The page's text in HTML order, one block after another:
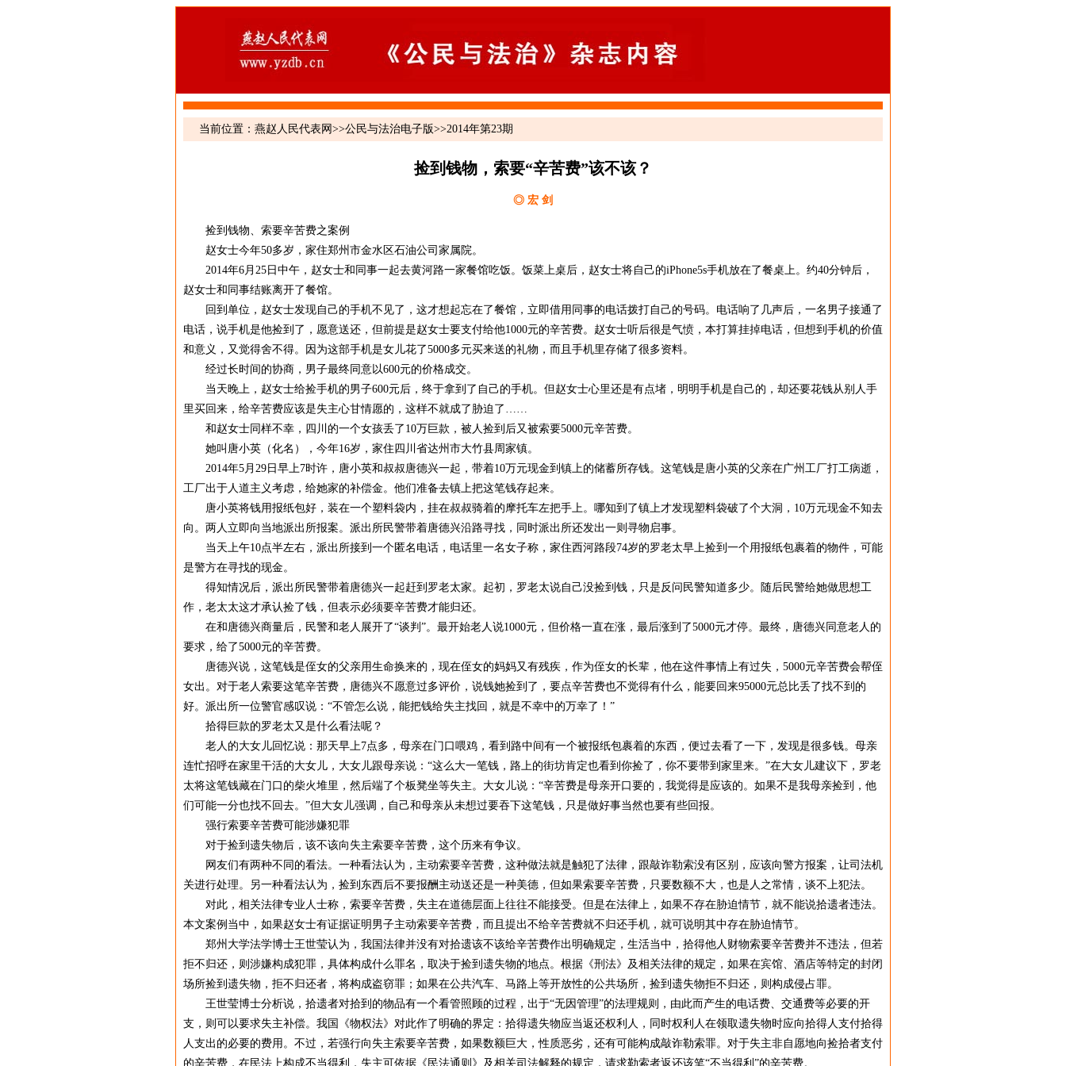
当前位置： 燕赵人民代表网 >>公民与法治电子版>>2014年第23期
捡到钱物，索要“辛苦费”该不该？
◎ 宏 剑
捡到钱物、索要辛苦费之案例
赵女士今年50多岁，家住郑州市金水区石油公司家属院。
2014年6月25日中午，赵女士和同事一起去黄河路一家餐馆吃饭。饭菜上桌后，赵女士将自己的iPhone5s手机放在了餐桌上。约40分钟后，
赵女士和同事结账离开了餐馆。
回到单位，赵女士发现自己的手机不见了，这才想起忘在了餐馆，立即借用同事的电话拨打自己的号码。电话响了几声后，一名男子接通了
电话，说手机是他捡到了，愿意送还，但前提是赵女士要支付给他1000元的辛苦费。赵女士听后很是气愤，本打算挂掉电话，但想到手机的价值
和意义，又觉得舍不得。因为这部手机是女儿花了5000多元买来送的礼物，而且手机里存储了很多资料。
经过长时间的协商，男子最终同意以600元的价格成交。
当天晚上，赵女士给捡手机的男子600元后，终于拿到了自己的手机。但赵女士心里还是有点堵，明明手机是自己的，却还要花钱从别人手
里买回来，给辛苦费应该是失主心甘情愿的，这样不就成了胁迫了……
和赵女士同样不幸，四川的一个女孩丢了10万巨款，被人捡到后又被索要5000元辛苦费。
她叫唐小英（化名），今年16岁，家住四川省达州市大竹县周家镇。
2014年5月29日早上7时许，唐小英和叔叔唐德兴一起，带着10万元现金到镇上的储蓄所存钱。这笔钱是唐小英的父亲在广州工厂打工病逝，
工厂出于人道主义考虑，给她家的补偿金。他们准备去镇上把这笔钱存起来。
唐小英将钱用报纸包好，装在一个塑料袋内，挂在叔叔骑着的摩托车左把手上。哪知到了镇上才发现塑料袋破了个大洞，10万元现金不知去
向。两人立即向当地派出所报案。派出所民警带着唐德兴沿路寻找，同时派出所还发出一则寻物启事。
当天上午10点半左右，派出所接到一个匿名电话，电话里一名女子称，家住西河路段74岁的罗老太早上捡到一个用报纸包裹着的物件，可能
是警方在寻找的现金。
得知情况后，派出所民警带着唐德兴一起赶到罗老太家。起初，罗老太说自己没捡到钱，只是反问民警知道多少。随后民警给她做思想工
作，老太太这才承认捡了钱，但表示必须要辛苦费才能归还。
在和唐德兴商量后，民警和老人展开了“谈判”。最开始老人说1000元，但价格一直在涨，最后涨到了5000元才停。最终，唐德兴同意老人的
要求，给了5000元的辛苦费。
唐德兴说，这笔钱是侄女的父亲用生命换来的，现在侄女的妈妈又有残疾，作为侄女的长辈，他在这件事情上有过失，5000元辛苦费会帮侄
女出。对于老人索要这笔辛苦费，唐德兴不愿意过多评价，说钱她捡到了，要点辛苦费也不觉得有什么，能要回来95000元总比丢了找不到的
好。派出所一位警官感叹说：“不管怎么说，能把钱给失主找回，就是不幸中的万幸了！”
拾得巨款的罗老太又是什么看法呢？
老人的大女儿回忆说：那天早上7点多，母亲在门口喂鸡，看到路中间有一个被报纸包裹着的东西，便过去看了一下，发现是很多钱。母亲
连忙招呼在家里干活的大女儿，大女儿跟母亲说：“这么大一笔钱，路上的街坊肯定也看到你捡了，你不要带到家里来。”在大女儿建议下，罗老
太将这笔钱藏在门口的柴火堆里，然后端了个板凳坐等失主。大女儿说：“辛苦费是母亲开口要的，我觉得是应该的。如果不是我母亲捡到，他
们可能一分也找不回去。”但大女儿强调，自己和母亲从未想过要吞下这笔钱，只是做好事当然也要有些回报。
强行索要辛苦费可能涉嫌犯罪
对于捡到遗失物后，该不该向失主索要辛苦费，这个历来有争议。
网友们有两种不同的看法。一种看法认为，主动索要辛苦费，这种做法就是触犯了法律，跟敲诈勒索没有区别，应该向警方报案，让司法机
关进行处理。另一种看法认为，捡到东西后不要报酬主动送还是一种美德，但如果索要辛苦费，只要数额不大，也是人之常情，谈不上犯法。
对此，相关法律专业人士称，索要辛苦费，失主在道德层面上往往不能接受。但是在法律上，如果不存在胁迫情节，就不能说拾遗者违法。
本文案例当中，如果赵女士有证据证明男子主动索要辛苦费，而且提出不给辛苦费就不归还手机，就可说明其中存在胁迫情节。
郑州大学法学博士王世莹认为，我国法律并没有对拾遗该不该给辛苦费作出明确规定，生活当中，拾得他人财物索要辛苦费并不违法，但若
拒不归还，则涉嫌构成犯罪，具体构成什么罪名，取决于捡到遗失物的地点。根据《刑法》及相关法律的规定，如果在宾馆、酒店等特定的封闭
场所捡到遗失物，拒不归还者，将构成盗窃罪；如果在公共汽车、马路上等开放性的公共场所，捡到遗失物拒不归还，则构成侵占罪。
王世莹博士分析说，拾遗者对拾到的物品有一个看管照顾的过程，出于“无因管理”的法理规则，由此而产生的电话费、交通费等必要的开
支，则可以要求失主补偿。我国《物权法》对此作了明确的界定：拾得遗失物应当返还权利人，同时权利人在领取遗失物时应向拾得人支付拾得
人支出的必要的费用。不过，若强行向失主索要辛苦费，如果数额巨大，性质恶劣，还有可能构成敲诈勒索罪。对于失主非自愿地向捡拾者支付
的辛苦费，在民法上构成不当得利，失主可依据《民法通则》及相关司法解释的规定，请求勒索者返还该笔“不当得利”的辛苦费。